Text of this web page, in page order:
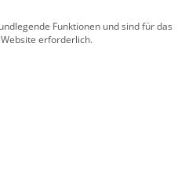
eine Einwilligung erteilt werden kann. Die
Funktionen und sind für das
erforderlich.